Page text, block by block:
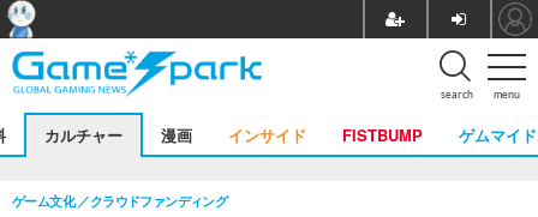
menu
search
カルチャー 漫画 インサイド FISTBUMP ゲムマイド
ゲーム文化 クラウドファンディング